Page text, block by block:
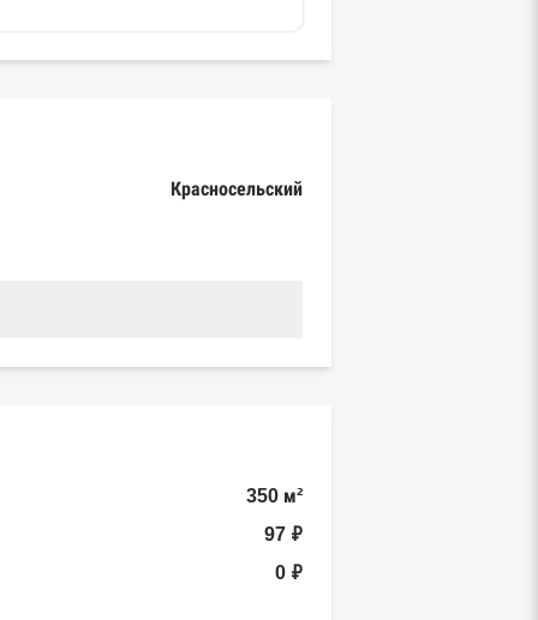
Красносельский
350 м²
97 ₽
0 ₽